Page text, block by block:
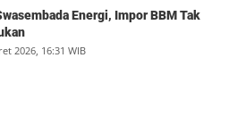
Energi, Impor BBM Tak
2026, 16:31 WIB